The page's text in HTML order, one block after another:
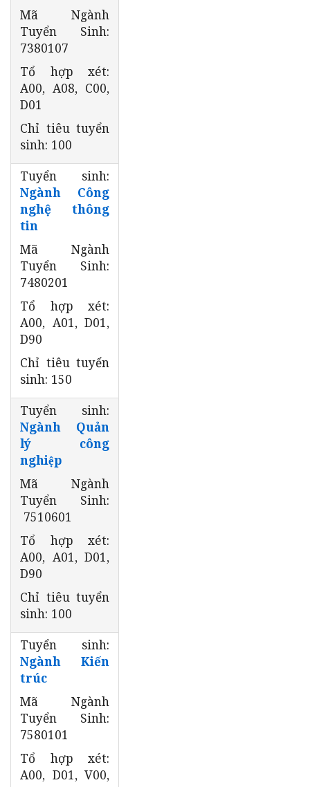
Mã Ngành
Tuyển Sinh:
7380107
Tổ hợp xét:
A00, A08, C00,
D01
Chỉ tiêu tuyển
sinh: 100
Tuyển sinh:
Ngành Công
nghệ thông
tin
Mã Ngành
Tuyển Sinh:
7480201
Tổ hợp xét:
A00, A01, D01,
D90
Chỉ tiêu tuyển
sinh: 150
Tuyển sinh:
Ngành Quản
lý công
nghiệp
Mã Ngành
Tuyển Sinh:
7510601
Tổ hợp xét:
A00, A01, D01,
D90
Chỉ tiêu tuyển
sinh: 100
Tuyển sinh:
Ngành Kiến
trúc
Mã Ngành
Tuyển Sinh:
7580101
Tổ hợp xét:
A00, D01, V00,